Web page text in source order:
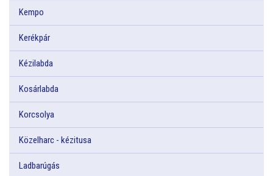
Kempo
Kerékpár
Kézilabda
Kosárlabda
Korcsolya
Közelharc - kézitusa
Ladbarúgás